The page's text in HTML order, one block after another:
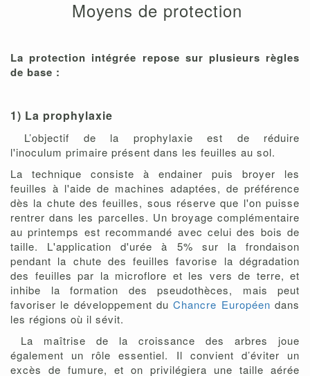
Moyens de protection
La protection intégrée repose sur plusieurs règles
de base :
1) La prophylaxie
L’objectif de la prophylaxie est de réduire
l'inoculum primaire présent dans les feuilles au sol.
La technique consiste à endainer puis broyer les
feuilles à l'aide de machines adaptées, de préférence
dès la chute des feuilles, sous réserve que l'on puisse
rentrer dans les parcelles. Un broyage complémentaire
au printemps est recommandé avec celui des bois de
taille. L'application d'urée à 5% sur la frondaison
pendant la chute des feuilles favorise la dégradation
des feuilles par la microflore et les vers de terre, et
inhibe la formation des pseudothèces, mais peut
favoriser le développement duChancre Européen dans
les régions où il sévit.
La maîtrise de la croissance des arbres joue
également un rôle essentiel. Il convient d’éviter un
excès de fumure, et on privilégiera une taille aérée